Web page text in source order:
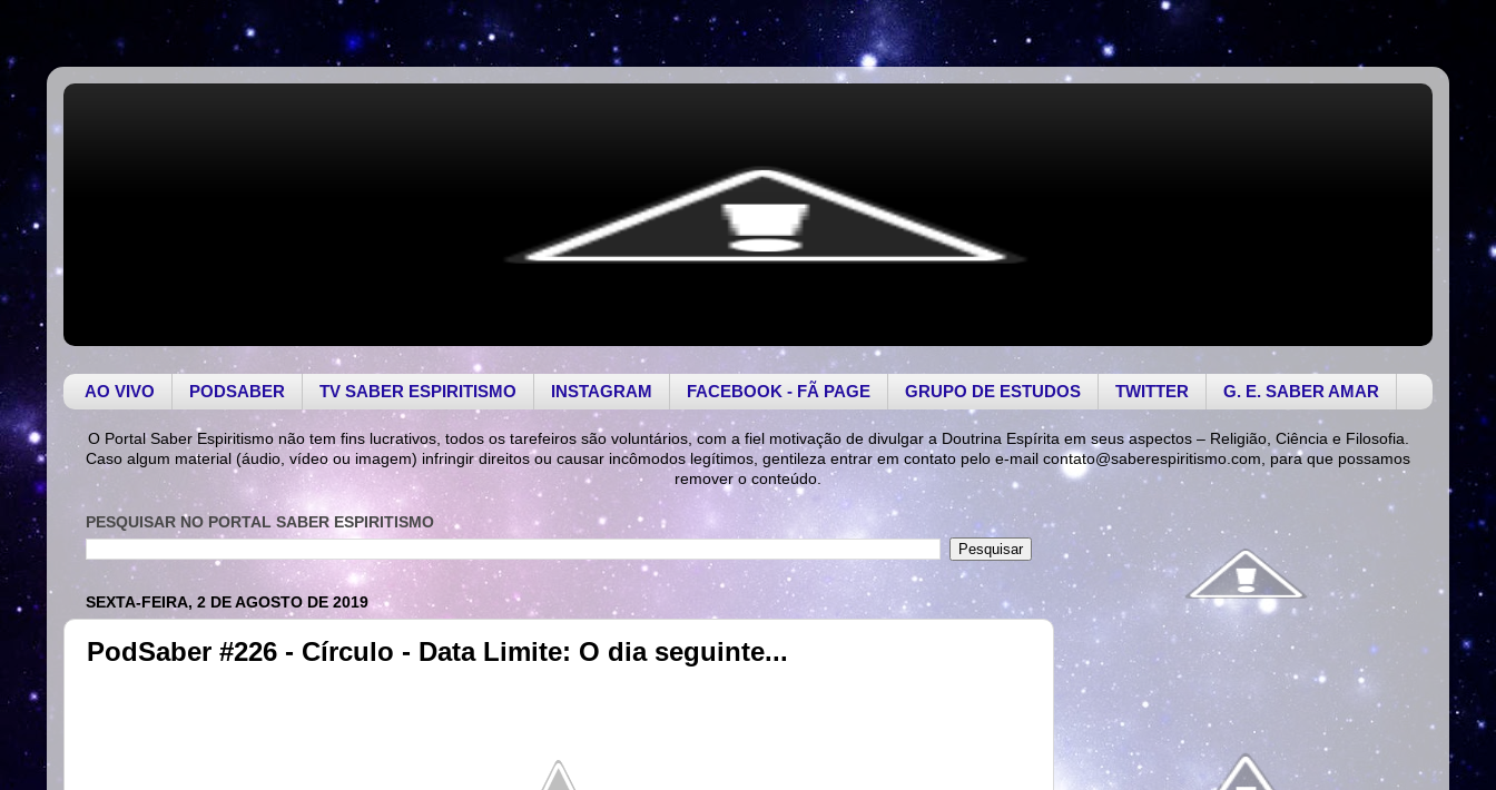
AO VIVO PODSABER TV SABER ESPIRITISMO INSTAGRAM FACEBOOK - FÃ PAGE GRUPO DE ESTUDOS TWITTER G. E. SABER AMAR
O Portal Saber Espiritismo não tem fins lucrativos, todos os tarefeiros são voluntários, com a fiel motivação de divulgar a Doutrina Espírita em seus aspectos – Religião, Ciência e Filosofia.
Caso algum material (áudio, vídeo ou imagem) infringir direitos ou causar incômodos legítimos, gentileza entrar em contato pelo e-mail contato@saberespiritismo.com , para que possamos
remover o conteúdo.
PESQUISAR NO PORTAL SABER ESPIRITISMO
SEXTA-FEIRA, 2 DE AGOSTO DE 2019
PodSaber #226 - Círculo - Data Limite: O dia seguinte...